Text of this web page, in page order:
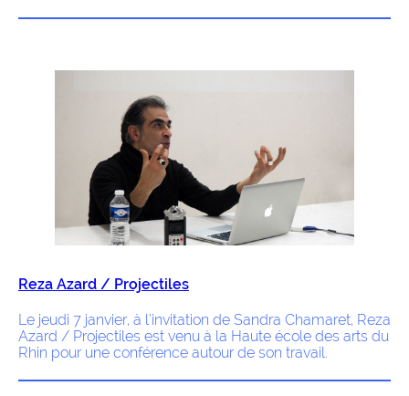
Reza Azard / Projectiles
Le jeudi 7 janvier, à l’invitation de Sandra Chamaret, Reza
Azard / Projectiles est venu à la Haute école des arts du
Rhin pour une conférence autour de son travail.